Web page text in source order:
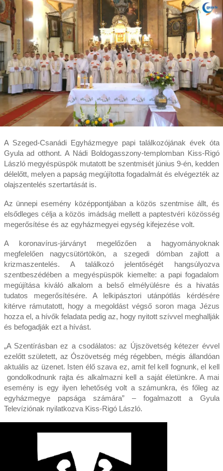
A Szeged-Csanádi Egyházmegye papi találkozójának évek óta
Gyula ad otthont. A Nádi Boldogasszony-templomban Kiss-Rigó
László megyéspüspök mutatott be szentmisét június 9-én, kedden
délelőtt, melyen a papság megújította fogadalmát és elvégezték az
olajszentelés szertartását is.
Az ünnepi esemény középpontjában a közös szentmise állt, és
elsődleges célja a közös imádság mellett a paptestvéri közösség
megerősítése és az egyházmegyei egység kifejezése volt.
A koronavírus-járványt megelőzően a hagyományoknak
megfelelően nagycsütörtökön, a szegedi dómban zajlott a
krizmaszentelés. A találkozó jelentőségét hangsúlyozva
szentbeszédében a megyéspüspök kiemelte: a papi fogadalom
megújítása kiváló alkalom a belső elmélyülésre és a hivatás
tudatos megerősítésére. A lelkipásztori utánpótlás kérdésére
kitérve rámutatott, hogy a megoldást végső soron maga Jézus
hozza el, a hívők feladata pedig az, hogy nyitott szívvel meghallják
és befogadják ezt a hívást.
„A Szentírásban ez a csodálatos: az Újszövetség kétezer évvel
ezelőtt született, az Ószövetség még régebben, mégis állandóan
aktuális az üzenet. Isten élő szava ez, amit fel kell fognunk, el kell
gondolkodnunk rajta és alkalmazni kell a saját életünkre. A mai
esemény is egy ilyen lehetőség volt a számunkra, és főleg az
egyházmegye papsága számára” – fogalmazott a Gyula
Televíziónak nyilatkozva Kiss-Rigó László.